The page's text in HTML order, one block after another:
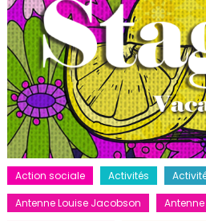
Action sociale Activités
Antenne Louise Jacobson